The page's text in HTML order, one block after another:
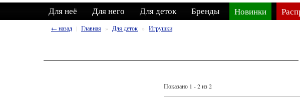
Для неё Для него Для деток Бренды Новинки
← назад Главная Для деток Игрушки
Показано 1 - 2 из 2